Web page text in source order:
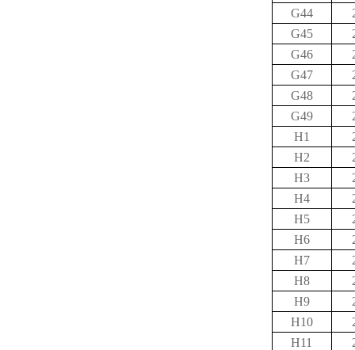
G44
G45
G46
G47
G48
G49
H1
H2
H3
H4
H5
H6
H7
H8
H9
H10
H11